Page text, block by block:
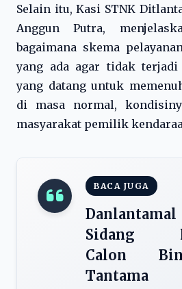
Selain itu, Kasi STNK
Anggun Putra,
bagaimana skema
yang ada agar tidak
yang datang untuk
di masa normal,
masyarakat pemilik
BACA JUGA
Sidang
Calon
Tantama